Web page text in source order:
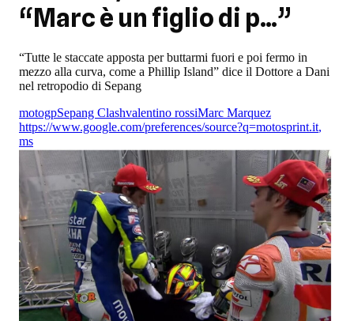
“Marc è un figlio di p…”
“Tutte le staccate apposta per buttarmi fuori e poi fermo in
mezzo alla curva, come a Phillip Island” dice il Dottore a Dani
nel retropodio di Sepang
motogpSepang Clashvalentino rossiMarc Marquez
https://www.google.com/preferences/source?q=motosprint.it,
ms